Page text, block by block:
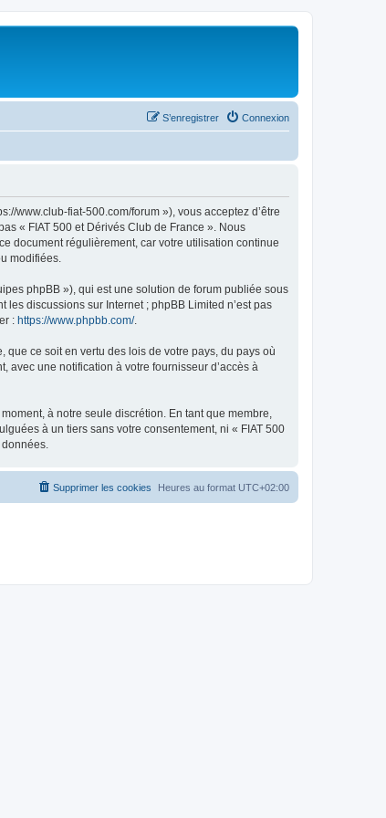
Connexion
S’enregistrer
www.club-fiat-500.com/forum »), vous acceptez d’être
« FIAT 500 et Dérivés Club de France ». Nous
document régulièrement, car votre utilisation continue
modifiées.
phpBB »), qui est une solution de forum publiée sous
les discussions sur Internet ; phpBB Limited n’est pas
: https://www.phpbb.com/.
ce soit en vertu des lois de votre pays, du pays où
avec une notification à votre fournisseur d’accès à
à notre seule discrétion. En tant que membre,
à un tiers sans votre consentement, ni « FIAT 500
Heures au format UTC+02:00
Supprimer les cookies